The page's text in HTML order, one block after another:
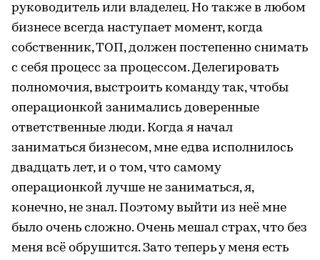
руководитель или владелец. Но также в любом
бизнесе всегда наступает момент, когда
собственник, ТОП, должен постепенно снимать
с себя процесс за процессом. Делегировать
полномочия, выстроить команду так, чтобы
операционкой занимались доверенные
ответственные люди. Когда я начал
заниматься бизнесом, мне едва исполнилось
двадцать лет, и о том, что самому
операционкой лучше не заниматься, я,
конечно, не знал. Поэтому выйти из неё мне
было очень сложно. Очень мешал страх, что без
меня всё обрушится. Зато теперь у меня есть